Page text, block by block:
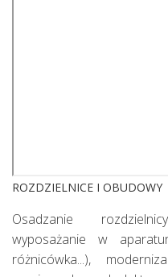
ROZDZIELNICE I OBUDOWY
Osadzanie
wyposażanie w
różnicówka...),